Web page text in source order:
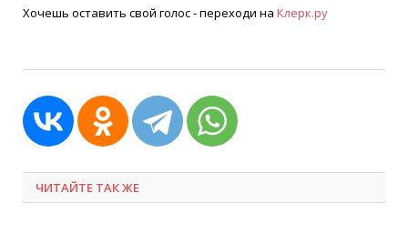
Хочешь оставить свой голос - переходи на Клерк.ру
ЧИТАЙТЕ ТАК ЖЕ